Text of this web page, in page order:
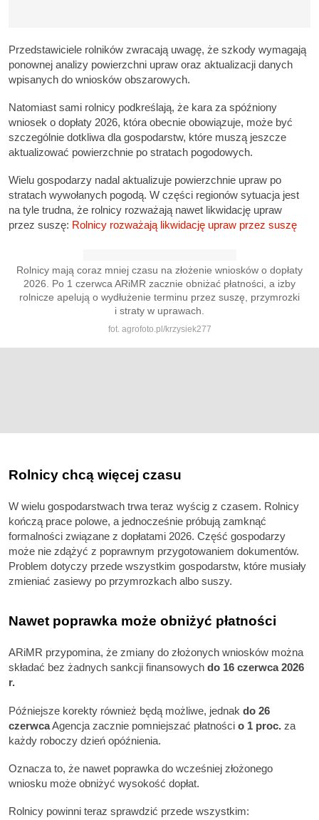
Przedstawiciele rolników zwracają uwagę, że szkody wymagają
ponownej analizy powierzchni upraw oraz aktualizacji danych
wpisanych do wniosków obszarowych.
Natomiast sami rolnicy podkreślają, że kara za spóźniony
wniosek o dopłaty 2026, która obecnie obowiązuje, może być
szczególnie dotkliwa dla gospodarstw, które muszą jeszcze
aktualizować powierzchnie po stratach pogodowych.
Wielu gospodarzy nadal aktualizuje powierzchnie upraw po
stratach wywołanych pogodą. W części regionów sytuacja jest
na tyle trudna, że rolnicy rozważają nawet likwidację upraw
przez suszę: Rolnicy rozważają likwidację upraw przez suszę
Rolnicy mają coraz mniej czasu na złożenie wniosków o dopłaty
2026. Po 1 czerwca ARiMR zacznie obniżać płatności, a izby
rolnicze apelują o wydłużenie terminu przez suszę, przymrozki
i straty w uprawach.
fot. agrofoto.pl/krzysiek277
Rolnicy chcą więcej czasu
W wielu gospodarstwach trwa teraz wyścig z czasem. Rolnicy
kończą prace polowe, a jednocześnie próbują zamknąć
formalności związane z dopłatami 2026. Część gospodarzy
może nie zdążyć z poprawnym przygotowaniem dokumentów.
Problem dotyczy przede wszystkim gospodarstw, które musiały
zmieniać zasiewy po przymrozkach albo suszy.
Nawet poprawka może obniżyć płatności
ARiMR przypomina, że zmiany do złożonych wniosków można
składać bez żadnych sankcji finansowych do 16 czerwca 2026
r.
Późniejsze korekty również będą możliwe, jednak do 26
czerwcaAgencja zacznie pomniejszać płatności o 1 proc. za
każdy roboczy dzień opóźnienia.
Oznacza to, że nawet poprawka do wcześniej złożonego
wniosku może obniżyć wysokość dopłat.
Rolnicy powinni teraz sprawdzić przede wszystkim: